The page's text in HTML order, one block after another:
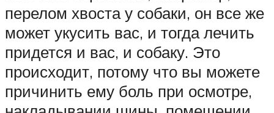
перелом хвоста у собаки, он все же
может укусить вас, и тогда лечить
придется и вас, и собаку. Это
происходит, потому что вы можете
причинить ему боль при осмотре,